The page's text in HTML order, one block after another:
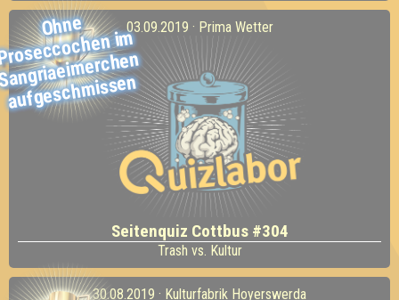
Ohne
Proseccochen i
Sangriaei
aufgesch
missen
03.09.2019 · Prima Wetter
Seitenquiz Cottbus #304
Trash vs. Kultur
30.08.2019 · Kulturfabrik Hoyerswerda